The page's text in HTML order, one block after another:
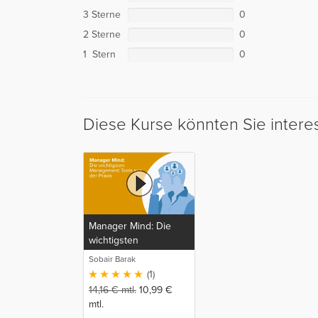
3 Sterne
0
2 Sterne
0
1 Stern
0
Diese Kurse könnten Sie
Manager Mind: Die
wichtigsten
Management Tools
aus der Praxis
Sobair Barak
(1)
14,16€mtl. 10,99 €
mtl.